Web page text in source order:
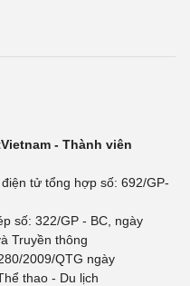
- Thành viên
tử tổng hợp số: 692/GP-
số: 322/GP - BC, ngày
Truyền thông
2009/QTG ngày
thao - Du lịch